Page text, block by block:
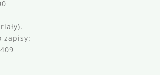
zapisy: